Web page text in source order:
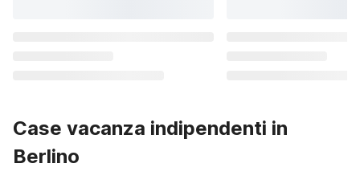
Case vacanza indipendenti in
Berlino